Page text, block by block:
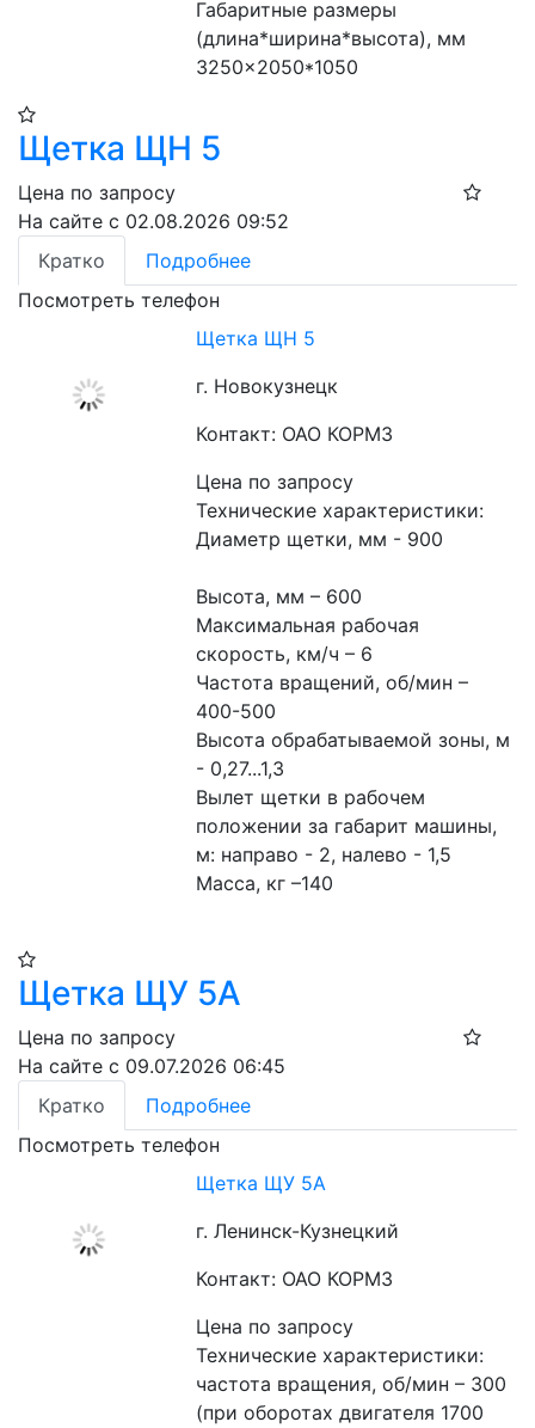
Габаритные размеры
(длина*ширина*высота), мм
3250×2050*1050
Щетка ЩН 5
Цена по запросу
На сайте с 02.08.2026 09:52
Кратко
Подробнее
Посмотреть телефон
Щетка ЩН 5
г. Новокузнецк
Контакт: ОАО КОРМЗ
Цена по запросу
Технические характеристики:
Диаметр щетки, мм - 900
Высота, мм – 600
Максимальная рабочая
скорость, км/ч – 6
Частота вращений, об/мин –
400-500
Высота обрабатываемой зоны, м
- 0,27...1,3
Вылет щетки в рабочем
положении за габарит машины,
м: направо - 2, налево - 1,5
Масса, кг –140
Щетка ЩУ 5А
Цена по запросу
На сайте с 09.07.2026 06:45
Кратко
Подробнее
Посмотреть телефон
Щетка ЩУ 5А
г. Ленинск-Кузнецкий
Контакт: ОАО КОРМЗ
Цена по запросу
Технические характеристики:
частота вращения, об/мин – 300
(при оборотах двигателя 1700